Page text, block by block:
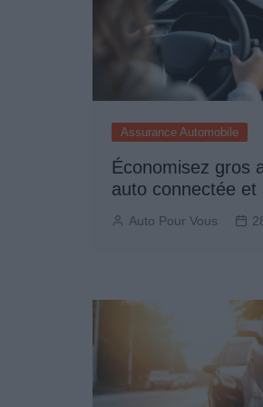
Assurance Automobile
Économisez gros
auto connectée et
Auto Pour Vous